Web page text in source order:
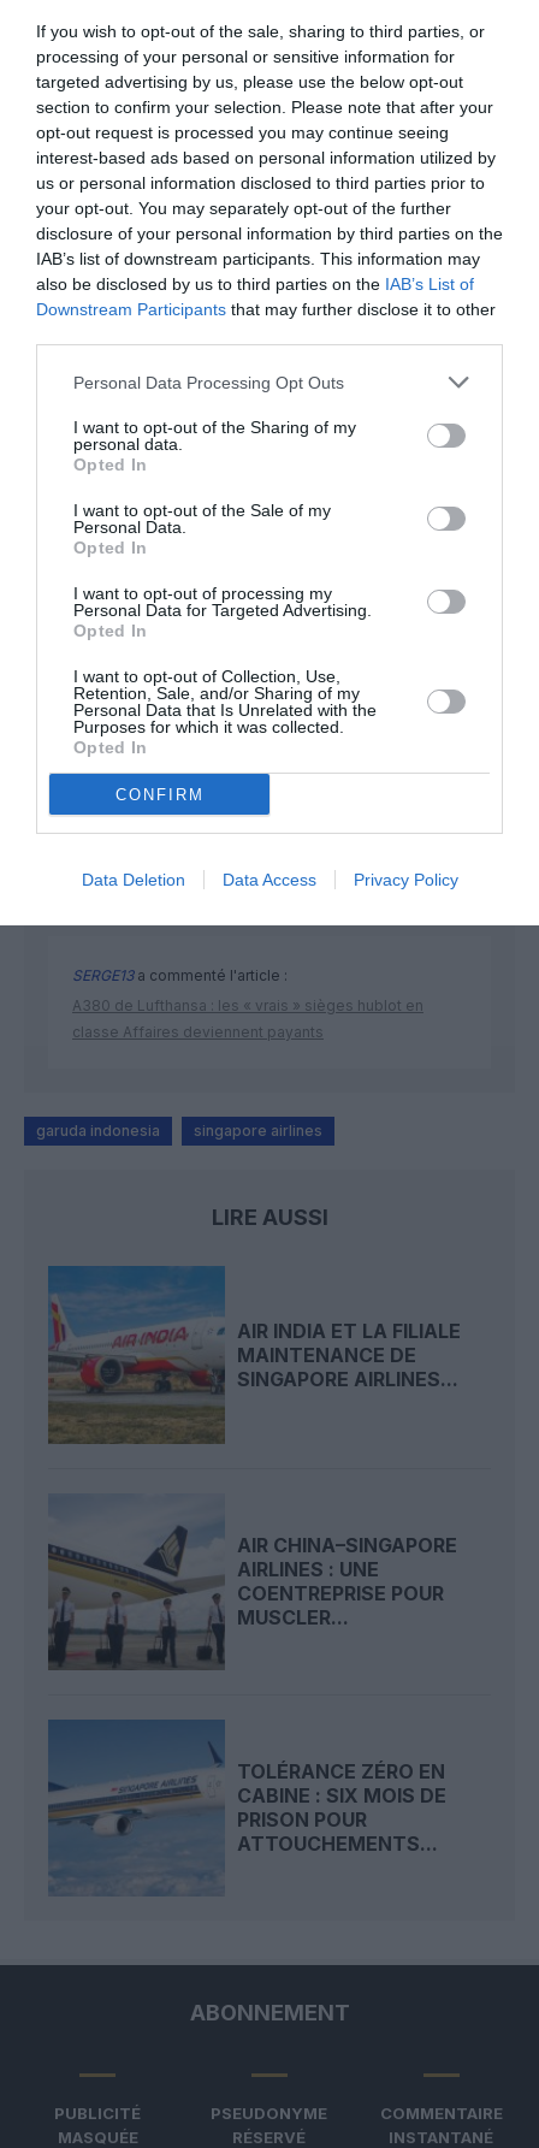
If you wish to opt-out of the sale, sharing to third parties, or
processing of your personal or sensitive information for
targeted advertising by us, please use the below opt-out
section to confirm your selection. Please note that after your
opt-out request is processed you may continue seeing
interest-based ads based on personal information utilized by
us or personal information disclosed to third parties prior to
your opt-out. You may separately opt-out of the further
disclosure of your personal information by third parties on the
IAB’s list of downstream participants. This information may
also be disclosed by us to third parties on the IAB’s List of
Downstream Participants that may further disclose it to other
Personal Data Processing Opt Outs
I want to opt-out of the Sharing of my
personal data.
Opted In
I want to opt-out of the Sale of my
Personal Data.
Opted In
I want to opt-out of processing my
Personal Data for Targeted Advertising.
Opted In
I want to opt-out of Collection, Use,
Retention, Sale, and/or Sharing of my
Personal Data that Is Unrelated with the
Purposes for which it was collected.
Opted In
CONFIRM
Data Deletion Data Access Privacy Policy
Facebook PinterestLinkedInEmail Print
Aucun commentaire !
LAISSER UN COMMENTAIRE
FAIRE UN DON
Appel aux lecteurs !
Soutenez Air Journal participez
à son
DERNIERS COMMENTAIRES
SERGE13a commenté l'article :
aérien vers l’Amérique latine
SERGE13a commenté l'article :
A380 de Lufthansa : les « vrais » sièges hublot en
classe Affaires deviennent payants
garuda indonesia singapore airlines
LIRE AUSSI
AIR INDIA ET LA FILIALE
MAINTENANCE DE
SINGAPORE AIRLINES...
AIR CHINA–SINGAPORE
AIRLINES : UNE
COENTREPRISE POUR
MUSCLER...
TOLÉRANCE ZÉRO EN
CABINE : SIX MOIS DE
PRISON POUR
ATTOUCHEMENTS...
ABONNEMENT
PUBLICITÉ
MASQUÉE
PSEUDONYME
RÉSERVÉ
COMMENTAIRE
INSTANTANÉ